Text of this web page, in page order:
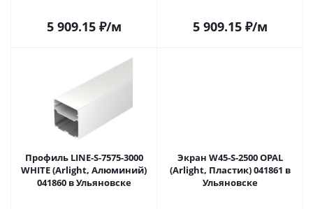
5 909.15₽/м 5 909.15₽/м
Профиль LINE-S-7575-3000
WHITE (Arlight, Алюминий)
041860 в Ульяновске
Экран W45-S-2500 OPAL
(Arlight, Пластик) 041861 в
Ульяновске